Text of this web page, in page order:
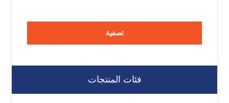
تصفية
فئات المنتجات